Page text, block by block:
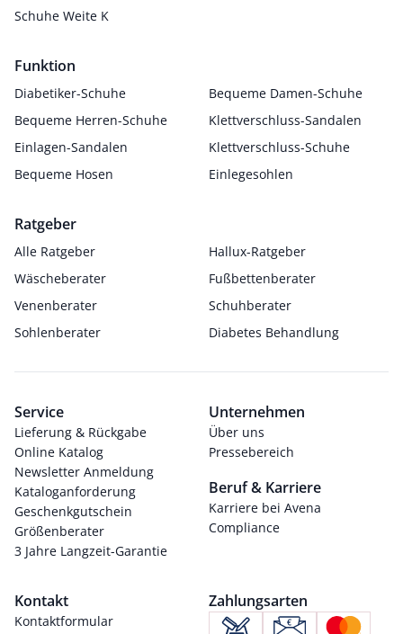
Schuhe Weite K
Funktion
Diabetiker-Schuhe
Bequeme Damen-Schuhe
Bequeme Herren-Schuhe
Klettverschluss-Sandalen
Einlagen-Sandalen
Klettverschluss-Schuhe
Bequeme Hosen
Einlegesohlen
Ratgeber
Alle Ratgeber
Hallux-Ratgeber
Wäscheberater
Fußbettenberater
Venenberater
Schuhberater
Sohlenberater
Diabetes Behandlung
Service
Lieferung & Rückgabe
Online Katalog
Newsletter Anmeldung
Kataloganforderung
Geschenkgutschein
Größenberater
3 Jahre Langzeit-Garantie
Unternehmen
Über uns
Pressebereich
Beruf & Karriere
Karriere bei Avena
Compliance
Kontakt
Kontaktformular
Zahlungsarten